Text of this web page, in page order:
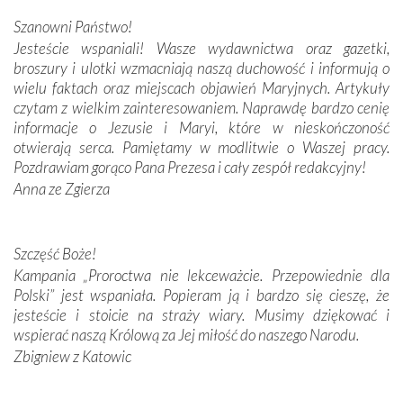
Podążyliśmy też śladami fatimskich wizjonerów – Łucji
dos Santos oraz świętych Hiacynty i Franciszka Marto.
Modliliśmy się przy ich grobach. Odprawiliśmy Drogę
Krzyżową w ich rodzinnych stronach, odwiedziliśmy
domy, w których żyli.
W miejscu objawień Matki Bożej zapaliliśmy świece
przywiezione wraz z intencjami powierzonymi nam przez
spotykaliśmy się z serdeczną otwartością
Portugalczyków. Podziwialiśmy ich ludową sztukę i
zwyczaje. Mimo że nasze kraje są od siebie bardzo
oddalone, w żaden sposób nie czuliśmy się obco.
Sprawiła to oczywiście sama Matka Boża, ale też
kulturowa bliskość biorąca swój początek w naszej
wspólnej wierze. Podczas wyjazdów do historycznych
Szanowni Państwo!
Jesteście wspaniali! Wasze wydawnictwa oraz gazetki,
broszury i ulotki wzmacniają naszą duchowość i informują o
wielu faktach oraz miejscach objawień Maryjnych. Artykuły
czytam z wielkim zainteresowaniem. Naprawdę bardzo cenię
informacje o Jezusie i Maryi, które w nieskończoność
otwierają serca. Pamiętamy w modlitwie o Waszej pracy.
Pozdrawiam gorąco Pana Prezesa i cały zespół redakcyjny!
Anna ze Zgierza
Szczęść Boże!
Kampania „Proroctwa nie lekceważcie. Przepowiednie dla
Polski” jest wspaniała. Popieram ją i bardzo się cieszę, że
jesteście i stoicie na straży wiary. Musimy dziękować i
wspierać naszą Królową za Jej miłość do naszego Narodu.
Zbigniew z Katowic